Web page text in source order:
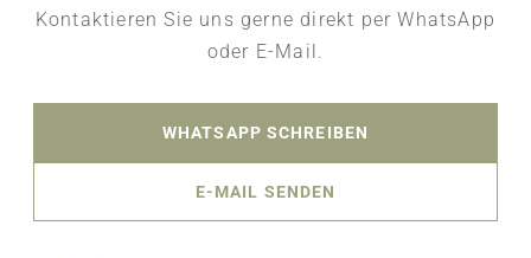
Kontaktieren Sie uns gerne direkt per WhatsApp
oder E-Mail.
WHATSAPP SCHREIBEN
E-MAIL SENDEN